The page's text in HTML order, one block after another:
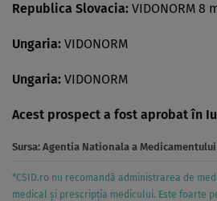
Republica Slovacia: VIDONORM 8
Ungaria: VIDONORM
Ungaria: VIDONORM
Acest prospect a fost aprobat în
Sursa: Agentia Nationala a Medicamentului
*CSID.ro nu recomandă administrarea de
medical și prescripția medicului. Este foarte